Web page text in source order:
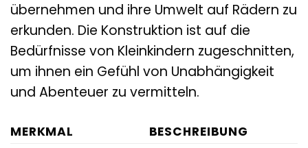
übernehmen und ihre Umwelt auf Rädern zu
erkunden. Die Konstruktion ist auf die
Bedürfnisse von Kleinkindern zugeschnitten,
um ihnen ein Gefühl von Unabhängigkeit
und Abenteuer zu vermitteln.
MERKMAL
BESCHREIBUNG